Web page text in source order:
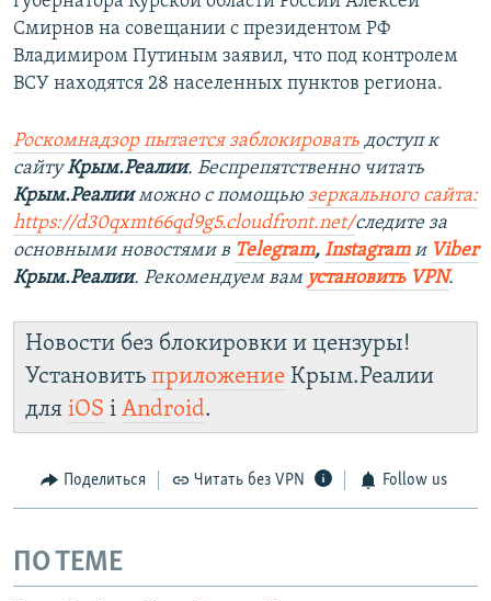
Смирнов на совещании с президентом РФ
Владимиром Путиным заявил, что под контролем
ВСУ находятся 28 населенных пунктов региона.
Роскомнадзор пытается заблокировать доступ к
сайтуКрым.Реалии. Беспрепятственно читать
Крым.Реалииможно с помощью зеркального сайта:
https://d30qxmt66qd9g5.cloudfront.net/следите за
основными новостями в Telegram, Instagramи Viber
Крым.Реалии. Рекомендуем вам установить VPN.
Новости без блокировки и цензуры!
Установить приложение Крым.Реалии
для iOS і Android.
Поделиться Читать без VPN Follow us
ПО ТЕМЕ